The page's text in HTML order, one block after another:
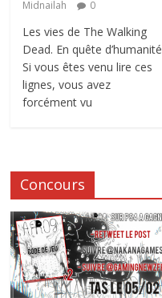
Midnailah
0
Les vies de The Walking
Dead. En quête d’humanité
Si vous êtes venu lire ces
lignes, vous avez
forcément vu
Concours